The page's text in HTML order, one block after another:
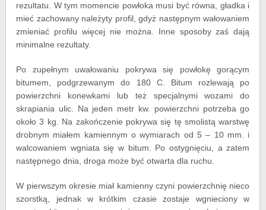
rezultatu. W tym momencie powłoka musi być równa, gładka i
mieć zachowany należyty profil, gdyż następnym wałowaniem
zmieniać profilu więcej nie można. Inne sposoby zaś dają
minimalne rezultaty.
Po zupełnym uwałowaniu pokrywa się powłokę gorącym
bitumem, podgrzewanym do 180 C. Bitum rozlewają po
powierzchni konewkami lub też specjalnymi wozami do
skrapiania ulic. Na jeden metr kw. powierzchni potrzeba go
około 3 kg. Na zakończenie pokrywa się tę smolistą warstwę
drobnym miałem kamiennym o wymiarach od 5 – 10 mm. i
walcowaniem wgniata się w bitum. Po ostygnięciu, a zatem
następnego dnia, droga może być otwarta dla ruchu.
W pierwszym okresie miał kamienny czyni powierzchnię nieco
szorstką, jednak w krótkim czasie zostaje wgnieciony w